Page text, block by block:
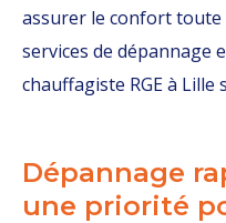
assurer le confort toute
services de dépannage
chauffagiste RGE à
Dépannage
une priorité